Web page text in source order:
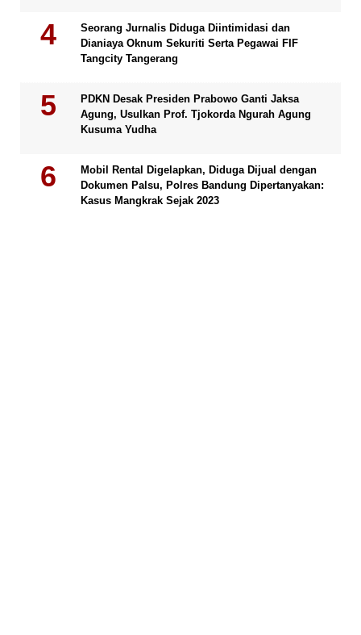
Seorang Jurnalis Diduga Diintimidasi dan
Dianiaya Oknum Sekuriti Serta Pegawai FIF
Tangcity Tangerang
PDKN Desak Presiden Prabowo Ganti Jaksa
Agung, Usulkan Prof. Tjokorda Ngurah Agung
Kusuma Yudha
Mobil Rental Digelapkan, Diduga Dijual dengan
Dokumen Palsu, Polres Bandung Dipertanyakan:
Kasus Mangkrak Sejak 2023